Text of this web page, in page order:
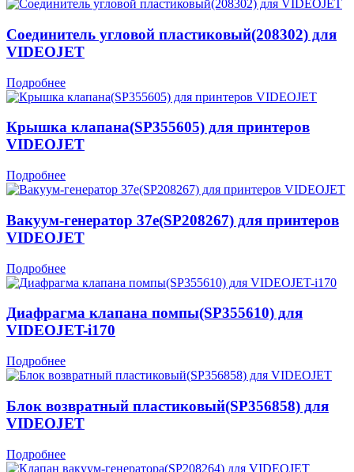
Соединитель угловой пластиковый(208302) для
VIDEOJET
Подробнее
Крышка клапана(SP355605) для принтеров
VIDEOJET
Подробнее
Вакуум-генератор 37е(SP208267) для принтеров
VIDEOJET
Подробнее
Диафрагма клапана помпы(SP355610) для
VIDEOJET-i170
Подробнее
Блок возвратный пластиковый(SP356858) для
VIDEOJET
Подробнее